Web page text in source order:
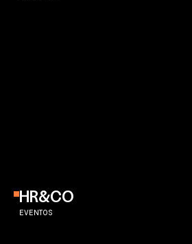
HR&CO
EVENTOS